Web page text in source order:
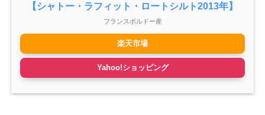
【シャトー・ラフィット・ロートシルト2013年】
フランスボルドー産
楽天市場
Yahoo!ショッピング